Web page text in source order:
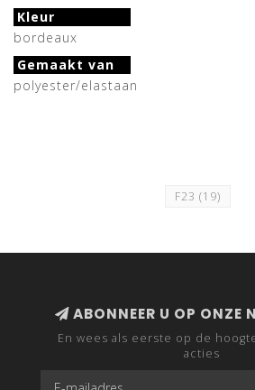
Kleur
bordeaux
Gemaakt van
polyester/elastaan
F23 (19)
ABONNEER U OP ONZE
En wees als eerste op de
acties